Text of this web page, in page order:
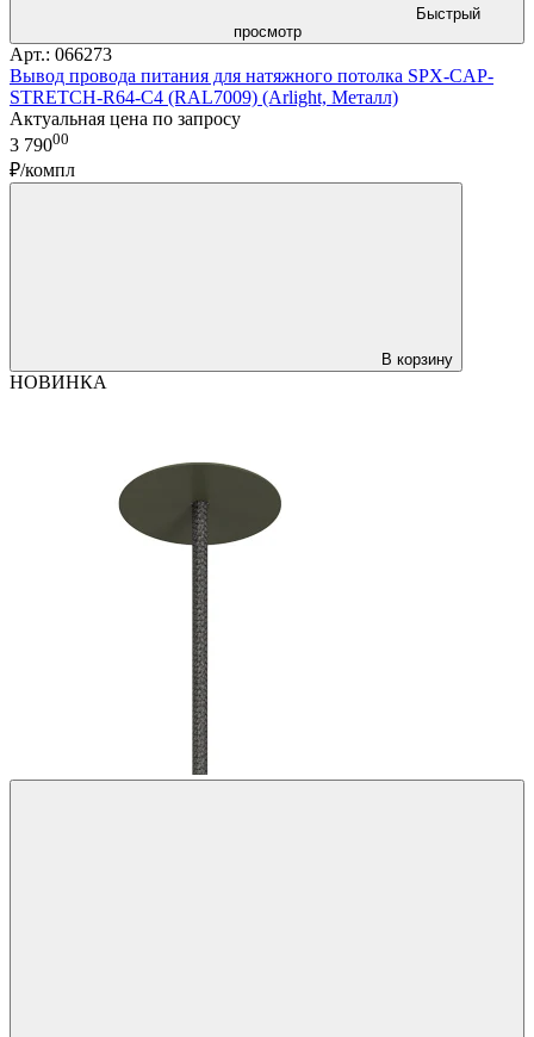
Быстрый
просмотр
Арт.: 066273
Вывод провода питания для натяжного потолка SPX-CAP-
STRETCH-R64-C4 (RAL7009) (Arlight, Металл)
Актуальная цена по запросу
3 79000
₽/компл
В корзину
НОВИНКА